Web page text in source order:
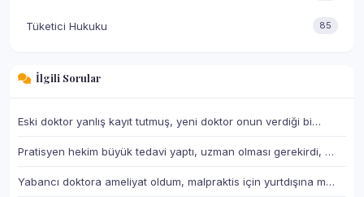
Tüketici Hukuku 85
İlgili Sorular
Eski doktor yanlış kayıt tutmuş, yeni doktor onun verdiği bi…
Pratisyen hekim büyük tedavi yaptı, uzman olması gerekirdi, …
Yabancı doktora ameliyat oldum, malpraktis için yurtdışına m…